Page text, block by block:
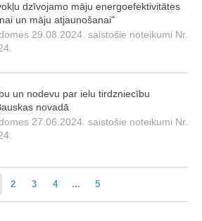
dzīvojamo māju energoefektivitātes
un māju atjaunošanai"
29.08.2024. saistošie noteikumi Nr.
un nodevu par ielu tirdzniecību
novadā
27.06.2024. saistošie noteikumi Nr.
2 3 4 ... 5